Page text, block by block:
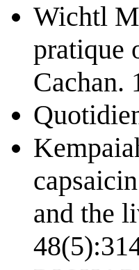
Wichtl
pratique
Cachan.
and the